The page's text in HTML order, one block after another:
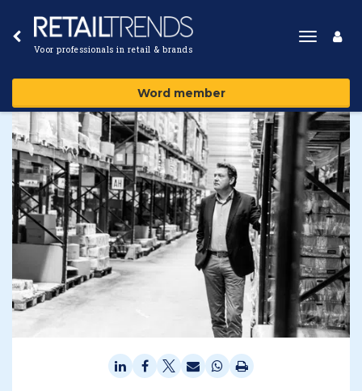
Voor professionals in retail & brands
Toggle
Word member